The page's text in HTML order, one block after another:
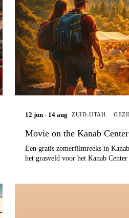
12 jun - 14 aug ZUID-UTAH
Movie on the Kanab
Een gratis zomerfilmreeks in
het grasveld voor het Kanab Center